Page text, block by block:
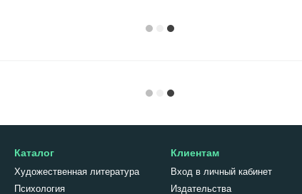
Каталог
Художественная литература
Психология
Клиентам
Вход в личный кабинет
Издательства